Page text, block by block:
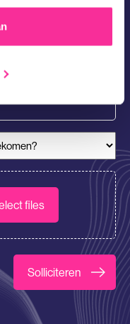
files